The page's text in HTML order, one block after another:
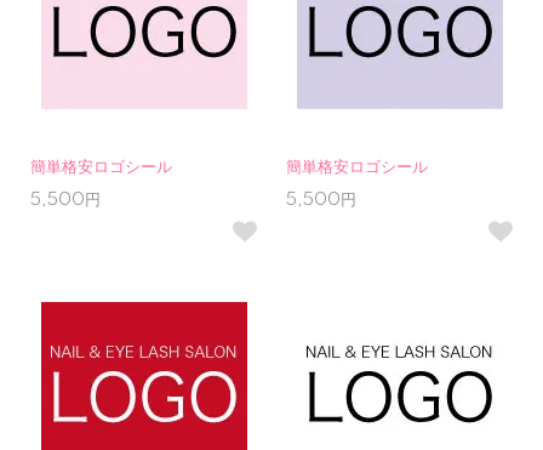
簡単格安ロゴシール
5,500円
簡単格安ロゴシール
5,500円